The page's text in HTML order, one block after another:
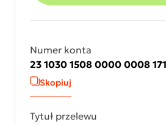
Numer konta
23 1030 1508 0000 0008
Skopiuj
Tytuł przelewu